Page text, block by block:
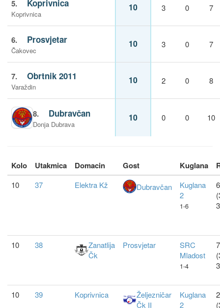
5. Koprivnica
Koprivnica
10 3 0 7
6. Prosvjetar
Čakovec
10 3 0 7
7. Obrtnik 2011
Varaždin
10 2 0 8
8. Dubravčan
Donja Dubrava
10 0 0 10
Kolo Utakmica Domacin Gost Kuglana
10 37 Elektra Kž Dubravčan
Kuglana
2
1-6
10 38
Zanatlija
Čk
Prosvjetar
SRC
Mladost
1-4
10 39 Koprivnica
Željezničar
Čk II
Kuglana
2